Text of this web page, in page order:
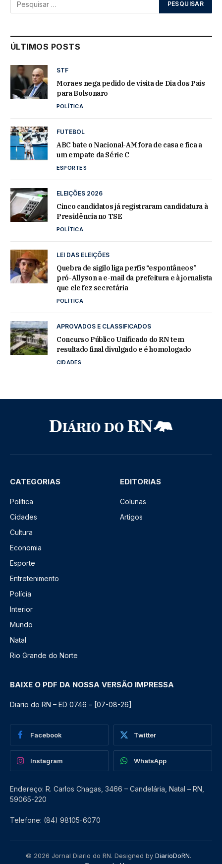
ÚLTIMOS POSTS
STF
Moraes nega pedido de visita de Dia dos Pais
para Bolsonaro
POLÍTICA
FUTEBOL
ABC bate o Nacional-AM fora de casa e fica a
um empate da Série C
ESPORTES
ELEIÇÕES 2026
Cinco candidatos já registraram candidatura à
Presidência no TSE
POLÍTICA
LEI DAS ELEIÇÕES
Quebra de sigilo liga perfis “espontâneos”
pró-Allyson a e-mail da prefeitura e à jornalista
que ele fez secretária
POLÍTICA
APROVADOS E CLASSIFICADOS
Concurso Público Unificado do RN tem
resultado final divulgado e é homologado
CIDADES
CATEGORIAS
Política
Cidades
Cultura
Economia
Esporte
Entretenimento
Polícia
Interior
Mundo
Natal
Rio Grande do Norte
EDITORIAS
Colunas
Artigos
BAIXE O PDF DA NOSSA VERSÃO IMPRESSA
Diario do RN – ED 0746 – [07-08-26]
Facebook Twitter
Instagram WhatsApp
Endereço: R. Carlos Chagas, 3466 – Candelária, Natal – RN,
59065-220
Telefone: (84) 98105-6070
© 2026 Jornal Diario do RN. Designed by DiarioDoRN.